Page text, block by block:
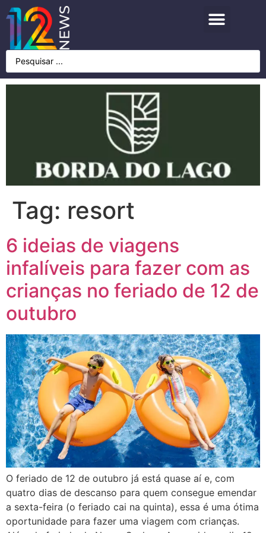
Tag: resort
6 ideias de viagens
infalíveis para fazer com as
crianças no feriado de 12 de
outubro
O feriado de 12 de outubro já está quase aí e, com
quatro dias de descanso para quem consegue emendar
a sexta-feira (o feriado cai na quinta), essa é uma ótima
oportunidade para fazer uma viagem com crianças.